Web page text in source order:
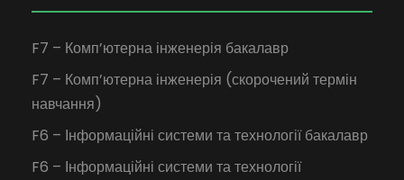
F7 – Комп’ютерна інженерія бакалавр
F7 – Комп’ютерна інженерія (скорочений термін
навчання)
F6 – Інформаційні системи та технології бакалавр
F6 – Інформаційні системи та технології